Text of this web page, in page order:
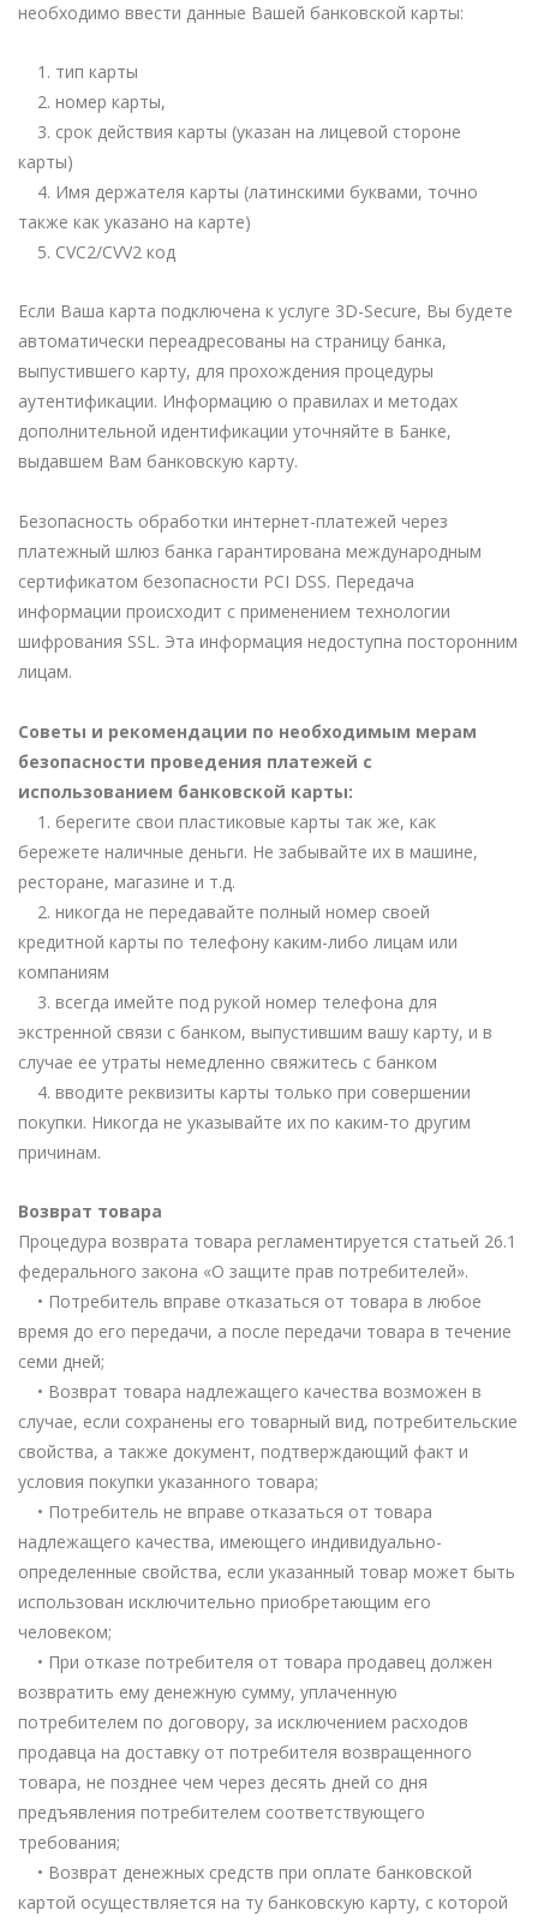
необходимо ввести данные Вашей банковской карты:
1. тип карты
2. номер карты,
3. срок действия карты (указан на лицевой стороне
карты)
4. Имя держателя карты (латинскими буквами, точно
также как указано на карте)
5. CVC2/CVV2 код
Если Ваша карта подключена к услуге 3D-Secure, Вы будете
автоматически переадресованы на страницу банка,
выпустившего карту, для прохождения процедуры
аутентификации. Информацию о правилах и методах
дополнительной идентификации уточняйте в Банке,
выдавшем Вам банковскую карту.
Безопасность обработки интернет-платежей через
платежный шлюз банка гарантирована международным
сертификатом безопасности PCI DSS. Передача
информации происходит с применением технологии
шифрования SSL. Эта информация недоступна посторонним
лицам.
Советы и рекомендации по необходимым мерам
безопасности проведения платежей с
использованием банковской карты:
1. берегите свои пластиковые карты так же, как
бережете наличные деньги. Не забывайте их в машине,
ресторане, магазине и т.д.
2. никогда не передавайте полный номер своей
кредитной карты по телефону каким-либо лицам или
компаниям
3. всегда имейте под рукой номер телефона для
экстренной связи с банком, выпустившим вашу карту, и в
случае ее утраты немедленно свяжитесь с банком
4. вводите реквизиты карты только при совершении
покупки. Никогда не указывайте их по каким-то другим
причинам.
Возврат товара
Процедура возврата товара регламентируется статьей 26.1
федерального закона «О защите прав потребителей».
• Потребитель вправе отказаться от товара в любое
время до его передачи, а после передачи товара в течение
семи дней;
• Возврат товара надлежащего качества возможен в
случае, если сохранены его товарный вид, потребительские
свойства, а также документ, подтверждающий факт и
условия покупки указанного товара;
• Потребитель не вправе отказаться от товара
надлежащего качества, имеющего индивидуально-
определенные свойства, если указанный товар может быть
использован исключительно приобретающим его
человеком;
• При отказе потребителя от товара продавец должен
возвратить ему денежную сумму, уплаченную
потребителем по договору, за исключением расходов
продавца на доставку от потребителя возвращенного
товара, не позднее чем через десять дней со дня
предъявления потребителем соответствующего
требования;
• Возврат денежных средств при оплате банковской
картой осуществляется на ту банковскую карту, с которой